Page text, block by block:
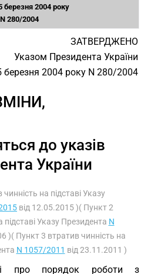
березня 2004 року
N 280/2004
ЗАТВЕРДЖЕНО
Указом Президента України
березня 2004 року N 280/2004
до указів
України
на підставі Указу
від 12.05.2015 )( Пункт 2
підставі Указу Президента N
)( Пункт 3 втратив чинність на
N 1057/2011 від 23.11.2011 )
про порядок роботи з